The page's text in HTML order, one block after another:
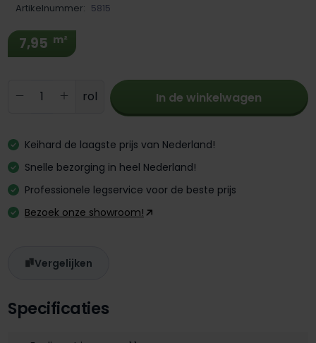
Specificaties
Artikelnummer: 5815
7,95 m²
Producthoeveelheid: Voer de
rol In de winkelwagen
Keihard de laagste prijs van Nederland!
Snelle bezorging in heel Nederland!
Professionele legservice voor de beste prijs
Bezoek onze showroom!
Vergelijken